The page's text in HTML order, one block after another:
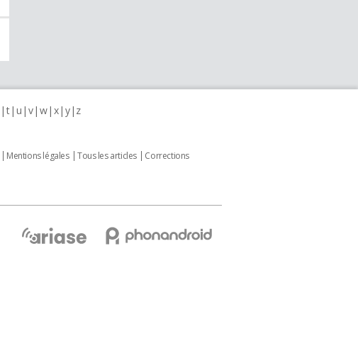
t u v w x y z
Mentions légales Tous les articles
Corrections